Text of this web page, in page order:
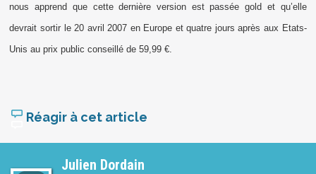
nous apprend que cette dernière version est passée gold et qu’elle
devrait sortir le 20 avril 2007 en Europe et quatre jours après aux Etats-
Unis au prix public conseillé de 59,99 €.
Réagir à cet article
Julien Dordain